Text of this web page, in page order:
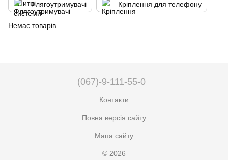
Флягоутримувачі Кріплення для телефону
Немає товарів
(067)-9-111-55-0
Контакти
Повна версія сайту
Мапа сайту
© 2026